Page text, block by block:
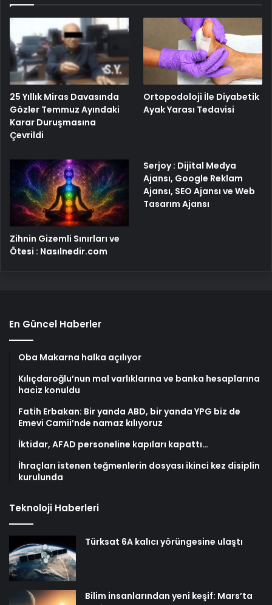
25 Yıllık Miras Davasında
Gözler Temmuz Ayındaki
Karar Duruşmasına
Çevrildi
Ortopodoloji İle Diyabetik
Ayak Yarası Tedavisi
Zihnin Gizemli Sınırları ve
Ötesi : Nasılnedir.com
Serjoy : Dijital Medya
Ajansı, Google Reklam
Ajansı, SEO Ajansı ve Web
Tasarım Ajansı
En Güncel Haberler
Oba Makarna halka açılıyor
Kılıçdaroğlu’nun mal varlıklarına ve banka hesaplarına
haciz konuldu
Fatih Erbakan: Bir yanda ABD, bir yanda YPG biz de
Emevi Camii’nde namaz kılıyoruz
İktidar, AFAD personeline kapıları kapattı…
İhraçları istenen teğmenlerin dosyası ikinci kez disiplin
kurulunda
Teknoloji Haberleri
Türksat 6A kalıcı yörüngesine ulaştı
Bilim insanlarından yeni keşif: Mars’ta